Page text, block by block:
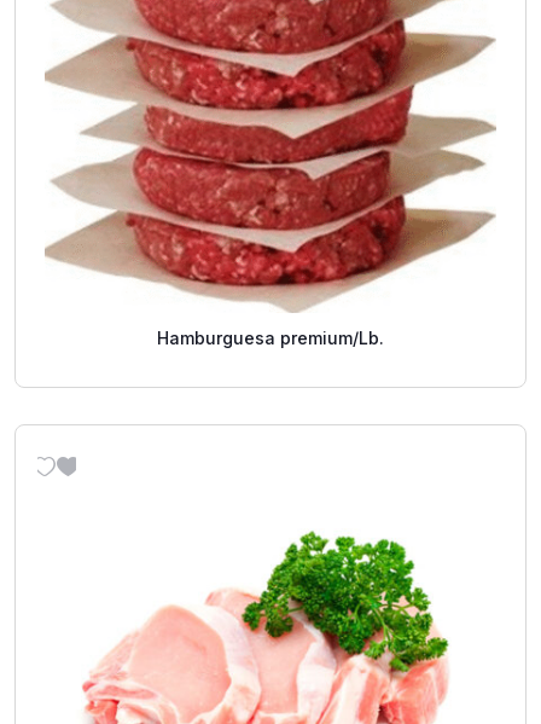
Hamburguesa premium/Lb.